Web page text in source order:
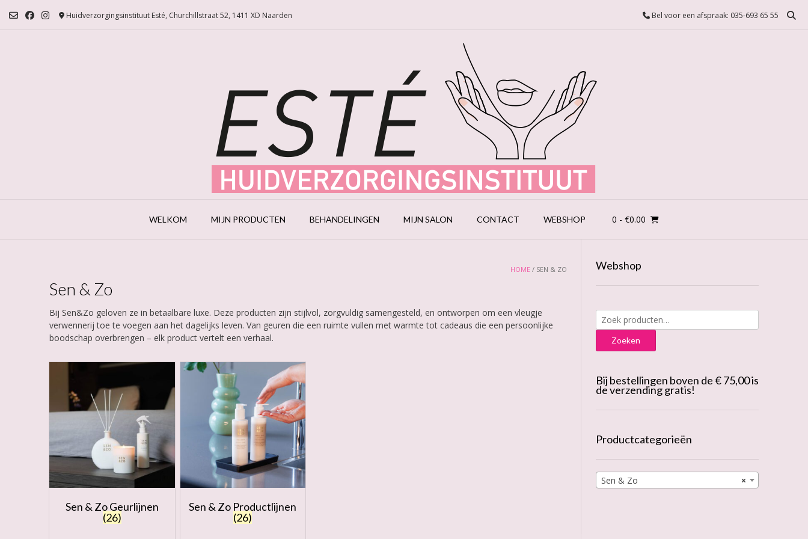
naar
Huidverzorgingsinstituut Esté, Churchillstraat 52, 1411 XD Naarden Bel voor een afspraak: 035-693 65 55
WELKOM MIJN PRODUCTEN BEHANDELINGEN MIJN SALON CONTACT WEBSHOP 0 - €0.00
HOME / SEN & ZO
Sen & Zo
Bij Sen&Zo geloven ze in betaalbare luxe. Deze producten zijn stijlvol, zorgvuldig samengesteld, en ontworpen om een vleugje
verwennerij toe te voegen aan het dagelijks leven. Van geuren die een ruimte vullen met warmte tot cadeaus die een persoonlijke
boodschap overbrengen – elk product vertelt een verhaal.
Sen & Zo Geurlijnen
(26)
Sen & Zo Productlijnen
(26)
Webshop
Zoeken
naar:
Zoeken
Bij bestellingen boven de € 75,00 is
de verzending gratis!
Productcategorieën
×
Sen & Zo